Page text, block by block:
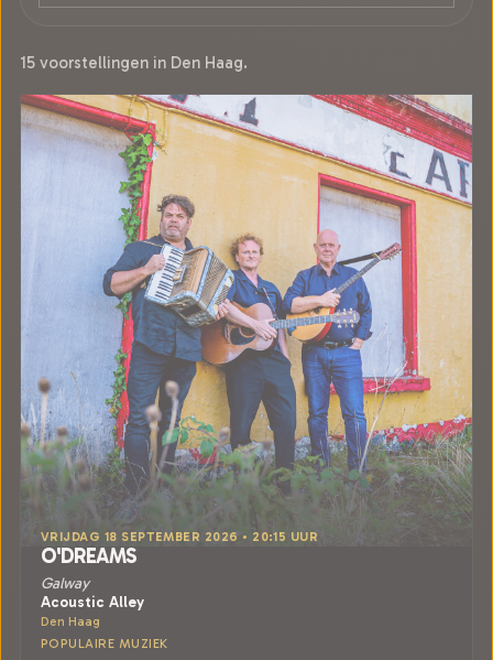
15 voorstellingen in Den Haag.
VRIJDAG 18 SEPTEMBER 2026 • 20:15 UUR
O'DREAMS
Galway
Acoustic Alley
Den Haag
POPULAIRE MUZIEK